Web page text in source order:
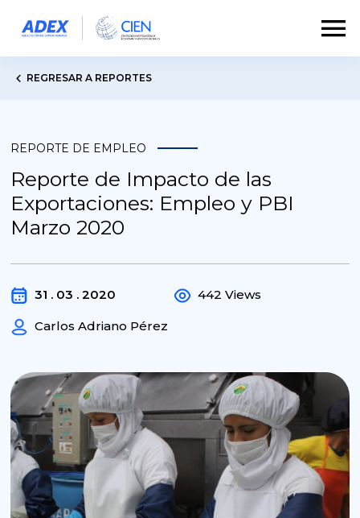
REGRESAR A REPORTES
REPORTE DE EMPLEO
Reporte de Impacto de las
Exportaciones: Empleo y PBI
Marzo 2020
31 . 03 . 2020
Carlos Adriano Pérez
442 Views